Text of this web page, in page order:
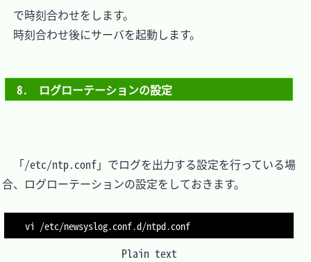
で時刻合わせをします。
時刻合わせ後にサーバを起動します。
8.　ログローテーションの設定
「/etc/ntp.conf」でログを出力する設定を行っている場
合、ログローテーションの設定をしておきます。
vi /etc/newsyslog.conf.d/ntpd.conf
Plain text